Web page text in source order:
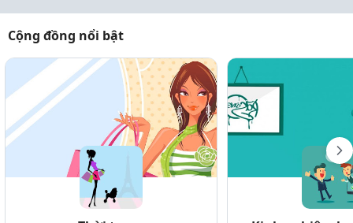
Cộng đồng nổi bật